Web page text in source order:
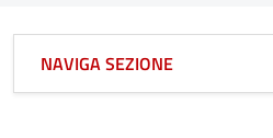
NAVIGA SEZIONE